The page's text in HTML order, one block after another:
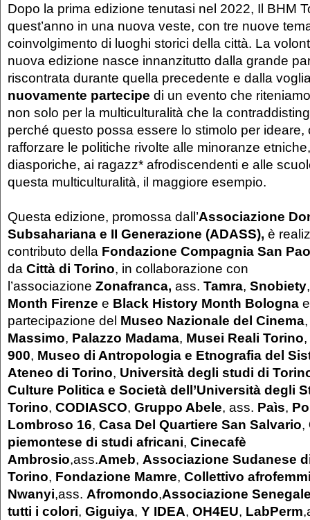
Dopo la prima edizione tenutasi nel 2022, Il BHM
quest’anno in una nuova veste, con tre nuove
coinvolgimento di luoghi storici della città. La
nuova edizione nasce innanzitutto dalla grande
riscontrata durante quella precedente e dalla
nuovamente partecipe di un evento che
non solo per la multiculturalità che la
perché questo possa essere lo stimolo per ideare,
rafforzare le politiche rivolte alle minoranze
diasporiche, ai ragazz* afrodiscendenti e alle
questa multiculturalità, il maggiore esempio.
Questa edizione, promossa dall’Associazione
Subsahariana e II Generazione (ADASS), è
contributo della Fondazione Compagnia San
da Città di Torino, in collaborazione con
l’associazione Zonafranca, ass. Tamra, Snobiety
Month Firenze e Black History Month Bologna
partecipazione del Museo Nazionale del Cinema,
Massimo, Palazzo Madama, Musei Reali Torino,
900, Museo di Antropologia e Etnografia del
Ateneo di Torino, Università degli studi di
Culture Politica e Società dell’Università degli
Torino, CODIASCO, Gruppo Abele, ass. Paìs,
Lombroso 16, Casa Del Quartiere San Salvario,
piemontese di studi africani, Cinecafè
Ambrosio,ass.Ameb, Associazione Sudanese
Torino, Fondazione Mamre, Collettivo
Nwanyi,ass. Afromondo,Associazione
tutti i colori, Giguiya, Y IDEA, OH4EU, LabPerm